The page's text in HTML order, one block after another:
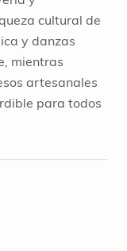
cultural de
y danzas
mientras
artesanales
para todos